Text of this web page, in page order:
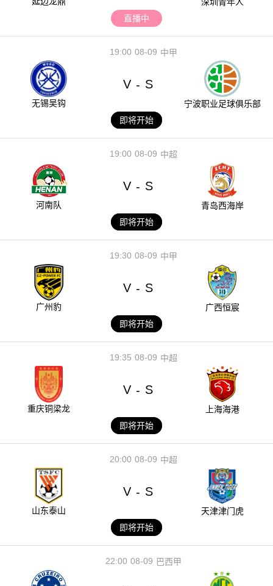
直播中
08-09
19:00 中甲
无锡吴钩
V - S
宁波职业足球俱乐部
即将开始
08-09
19:00 中超
河南队
V - S
青岛西海岸
即将开始
08-09
19:30 中甲
广州豹
V - S
广西恒宸
即将开始
08-09
19:35 中超
重庆铜梁龙
V - S
上海海港
即将开始
08-09
20:00 中超
山东泰山
V - S
天津津门虎
即将开始
08-09
22:00 巴西甲